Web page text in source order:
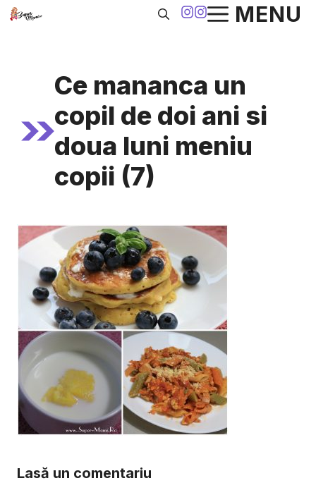
Sari
MENU
Ce mananca un
copil de doi ani si
doua luni meniu
copii (7)
Lasă un comentariu